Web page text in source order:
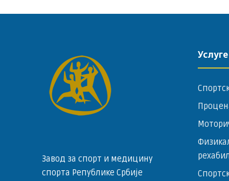
Завод за спорт и медицину
спорта Републике Србије